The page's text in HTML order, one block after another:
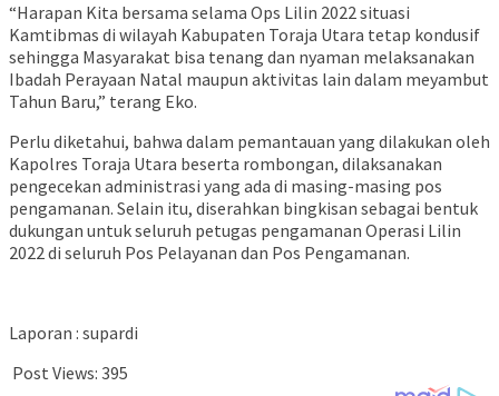
“Harapan Kita bersama selama Ops Lilin 2022 situasi
Kamtibmas di wilayah Kabupaten Toraja Utara tetap kondusif
sehingga Masyarakat bisa tenang dan nyaman melaksanakan
Ibadah Perayaan Natal maupun aktivitas lain dalam meyambut
Tahun Baru,” terang Eko.
Perlu diketahui, bahwa dalam pemantauan yang dilakukan oleh
Kapolres Toraja Utara beserta rombongan, dilaksanakan
pengecekan administrasi yang ada di masing-masing pos
pengamanan. Selain itu, diserahkan bingkisan sebagai bentuk
dukungan untuk seluruh petugas pengamanan Operasi Lilin
2022 di seluruh Pos Pelayanan dan Pos Pengamanan.
Laporan : supardi
Post Views: 395